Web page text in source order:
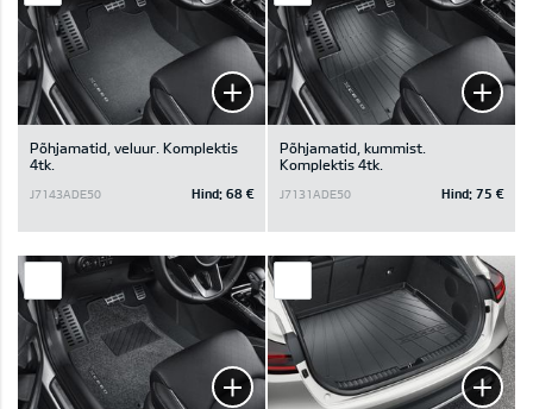
Põhjamatid, veluur. Komplektis
4tk.
J7143ADE50 Hind: 68 €
Põhjamatid, kummist.
Komplektis 4tk.
J7131ADE50 Hind: 75 €